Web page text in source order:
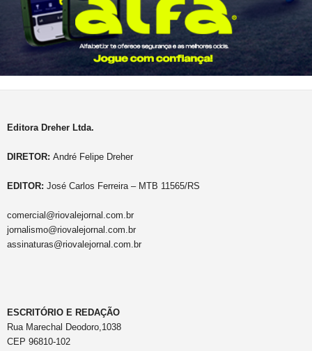
Editora Dreher Ltda.
DIRETOR: André Felipe Dreher
EDITOR: José Carlos Ferreira – MTB 11565/RS
comercial@riovalejornal.com.br
jornalismo@riovalejornal.com.br
assinaturas@riovalejornal.com.br
ESCRITÓRIO E REDAÇÃO
Rua Marechal Deodoro,1038
CEP 96810-102